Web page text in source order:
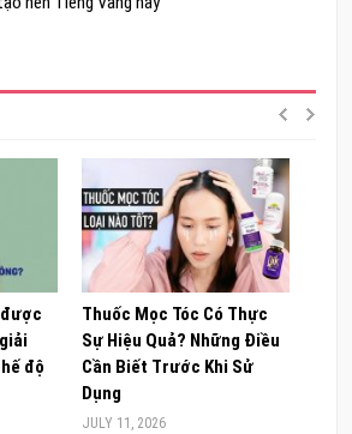
độ
Thuốc Mọc Tóc Có Thực
Sự Hiệu Quả? Những Điều
Cần Biết Trước Khi Sử
Dụng
JULY 11, 2026